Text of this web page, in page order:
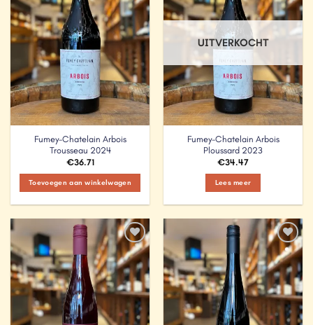
Fumey-Chatelain Arbois
Trousseau 2024
€36.71
Toevoegen aan winkelwagen
UITVERKOCHT
Fumey-Chatelain Arbois
Ploussard 2023
€34.47
Lees meer
Add to
Wishlist
Add to
Wishlist